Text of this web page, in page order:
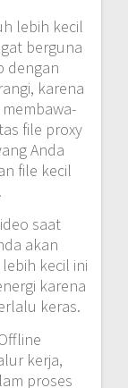
lebih kecil
berguna
dengan
karena
file proxy
Anda
file kecil
saat
akan
kecil ini
karena
keras.
kerja,
proses